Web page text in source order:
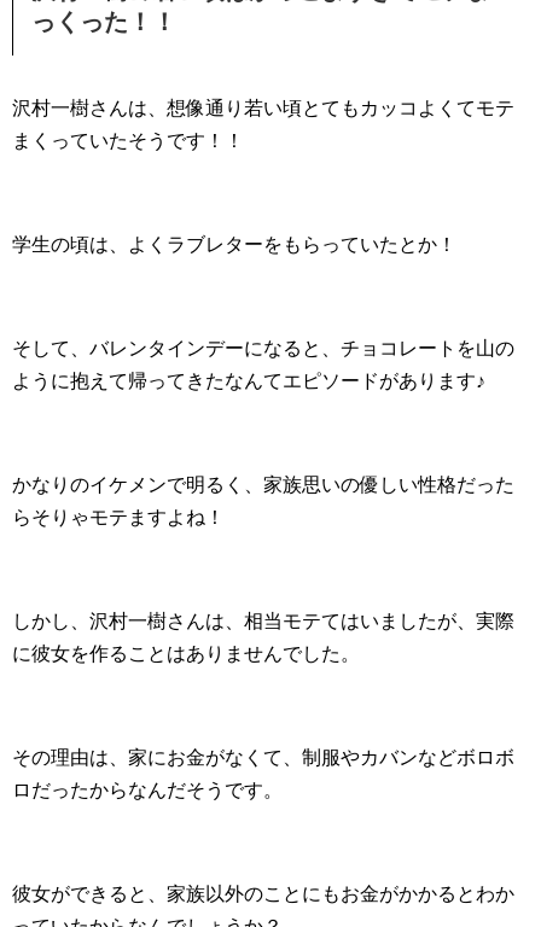
っくった！！
沢村一樹さんは、想像通り若い頃とてもカッコよくてモテ
まくっていたそうです！！
学生の頃は、よくラブレターをもらっていたとか！
そして、バレンタインデーになると、チョコレートを山の
ように抱えて帰ってきたなんてエピソードがあります♪
かなりのイケメンで明るく、家族思いの優しい性格だった
らそりゃモテますよね！
しかし、沢村一樹さんは、相当モテてはいましたが、実際
に彼女を作ることはありませんでした。
その理由は、家にお金がなくて、制服やカバンなどボロボ
ロだったからなんだそうです。
彼女ができると、家族以外のことにもお金がかかるとわか